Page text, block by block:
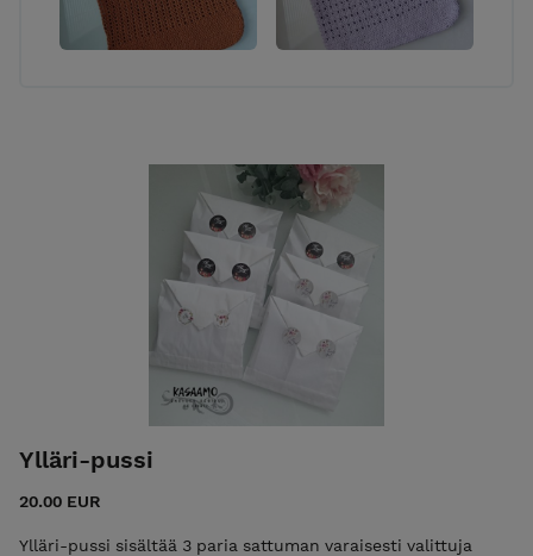
Ylläri-pussi
20.00 EUR
Ylläri-pussi sisältää 3 paria sattuman varaisesti valittuja